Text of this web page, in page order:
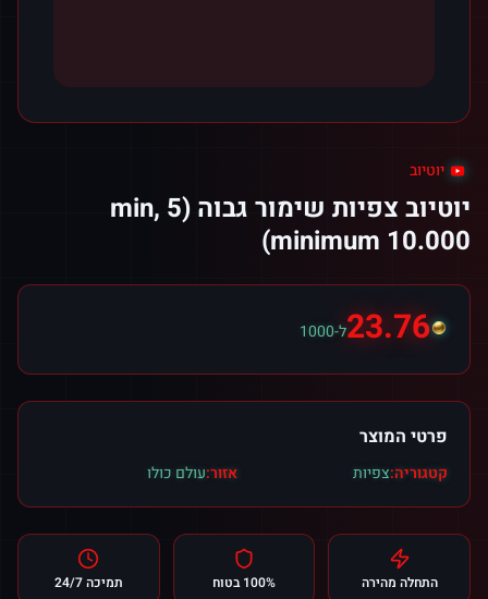
יוטיוב
יוטיוב צפיות שימור גבוה (5 min,
minimum 10.000)
23.76ל-1000
פרטי המוצר
קטגוריה:צפיות אזור:עולם כולו
התחלה מהירה 100% בטוח תמיכה 24/7